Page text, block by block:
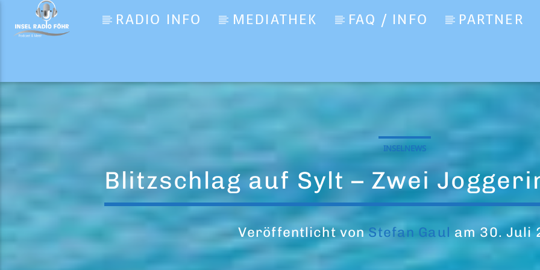
RADIO INFO MEDIATHEK FAQ / INFO PARTNER
INSELNEWS
Blitzschlag auf Sylt – Zwei
Veröffentlicht vonStefan Gaul am 30. Juli